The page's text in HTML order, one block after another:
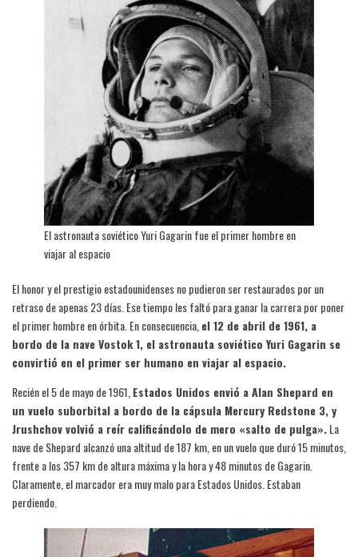
El astronauta soviético Yuri Gagarin fue el primer hombre en
viajar al espacio
El honor y el prestigio estadounidenses no pudieron ser restaurados por un
retraso de apenas 23 días. Ese tiempo les faltó para ganar la carrera por poner
el primer hombre en órbita. En consecuencia,el 12 de abril de 1961, a
bordo de la nave Vostok 1, el astronauta soviético Yuri Gagarin se
convirtió en el primer ser humano en viajar al espacio.
Recién el 5 de mayo de 1961,Estados Unidos envió a Alan Shepard en
un vuelo suborbital a bordo de la cápsula Mercury Redstone 3, y
Jrushchov volvió a reír calificándolo de mero «salto de pulga».La
nave de Shepard alcanzó una altitud de 187 km, en un vuelo que duró 15 minutos,
frente a los 357 km de altura máxima y la hora y 48 minutos de Gagarin.
Claramente, el marcador era muy malo para Estados Unidos. Estaban
perdiendo.